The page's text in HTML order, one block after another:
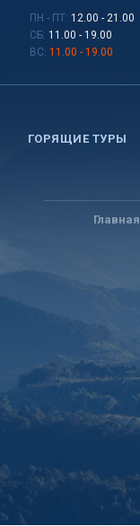
ПН - ПТ: 12.00 - 21.00
СБ: 11.00 - 19.00
ВС: 11.00 - 19.00
ГОРЯЩИЕ ТУРЫ
Главная